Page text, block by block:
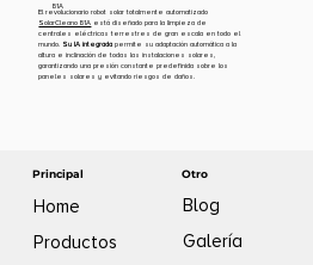
El revolucionario robot solar totalmente automatizado
SolarCleano B1A está diseñado para la limpieza de
centrales eléctricas terrestres de gran escala en todo el
mundo. Su IA integrada permite su adaptación automática a la
altura e inclinación de todas las instalaciones solares,
garantizando una presión constante predefinida sobre los
paneles solares y evitando riesgos de daños.
B1A
Principal
Home
Productos
Otro
Blog
Galería